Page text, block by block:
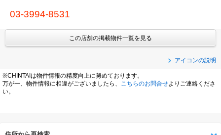
03-3994-8531
この店舗の掲載物件一覧を見る
アイコンの説明
※CHINTAIは物件情報の精度向上に努めております。
万が一、物件情報に相違がございましたら、
こちらのお問合せよりご連絡くださ
い。